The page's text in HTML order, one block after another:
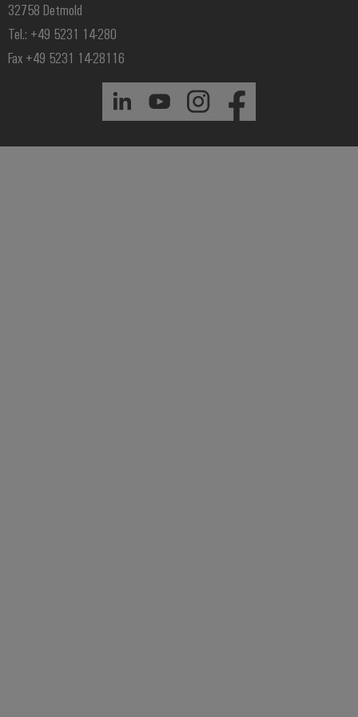
32758 Detmold
Tel.: +49 5231 14-280
Fax +49 5231 14-28116